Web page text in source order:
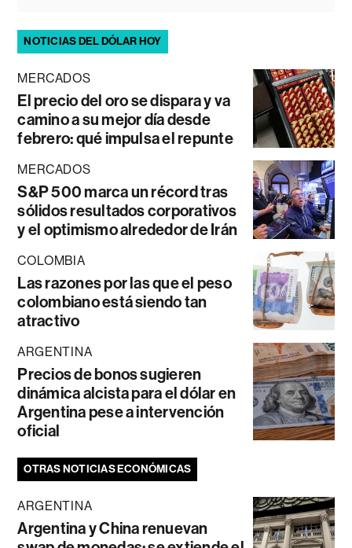
NOTICIAS DEL DÓLAR HOY
MERCADOS
El precio del oro se dispara y va
camino a su mejor día desde
febrero: qué impulsa el repunte
MERCADOS
S&P 500 marca un récord tras
sólidos resultados corporativos
y el optimismo alrededor de Irán
COLOMBIA
Las razones por las que el peso
colombiano está siendo tan
atractivo
ARGENTINA
Precios de bonos sugieren
dinámica alcista para el dólar en
Argentina pese a intervención
oficial
OTRAS NOTICIAS ECONÓMICAS
ARGENTINA
Argentina y China renuevan